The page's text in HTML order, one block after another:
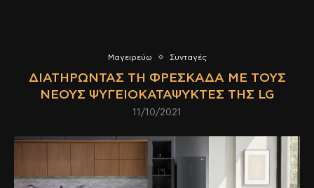
Μαγειρεύω Συνταγές
ΔΙΑΤΗΡΏΝΤΑΣ ΤΗ ΦΡΕΣΚΆΔΑ ΜΕ ΤΟΥΣ
ΝΈΟΥΣ ΨΥΓΕΙΟΚΑΤΑΨΎΚΤΕΣ ΤΗΣ LG
11/10/2021